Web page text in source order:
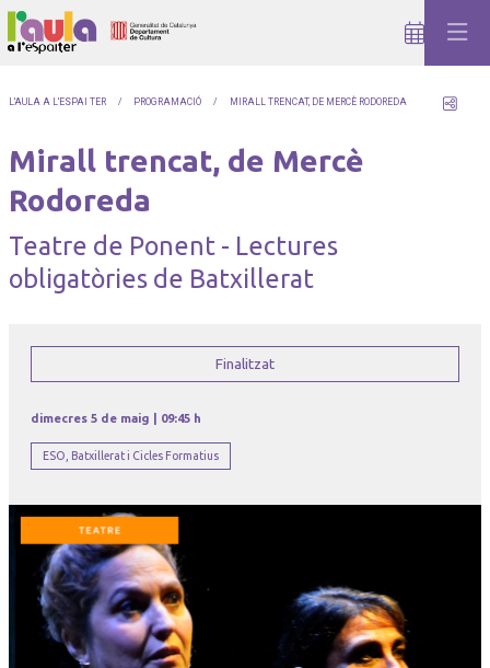
L'AULA A L'ESPAI TER PROGRAMACIÓ MIRALL TRENCAT, DE MERCÈ RODOREDA
Mirall trencat, de Mercè
Rodoreda
Teatre de Ponent - Lectures
obligatòries de Batxillerat
Finalitzat
dimecres 5 de maig 09:45 h
ESO, Batxillerat i Cicles Formatius